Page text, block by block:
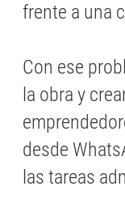
frente a una
Con ese
la obra y
desde
las tareas